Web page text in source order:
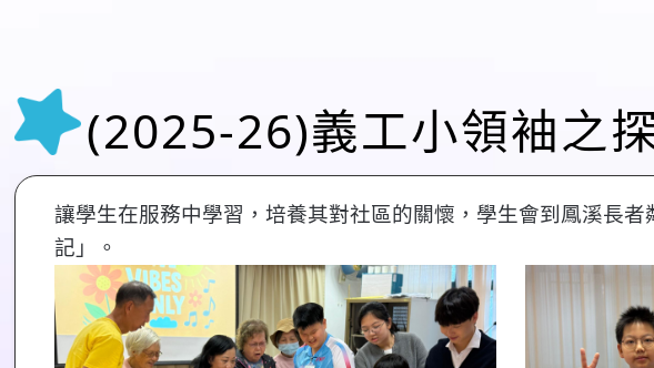
(2025-26)義工小領袖之
讓學生在服務中學習，培養其對社區的關懷，學生會到鳳溪長
記」。